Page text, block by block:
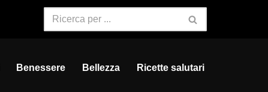
Benessere Bellezza Ricette salutari